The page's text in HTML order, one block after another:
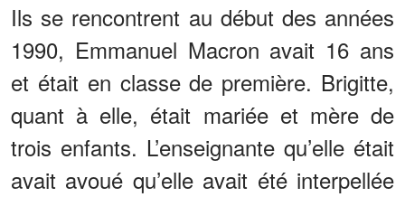
Ils se rencontrent au début des années
1990, Emmanuel Macron avait 16 ans
et était en classe de première. Brigitte,
quant à elle, était mariée et mère de
trois enfants. L’enseignante qu’elle était
avait avoué qu’elle avait été interpellée